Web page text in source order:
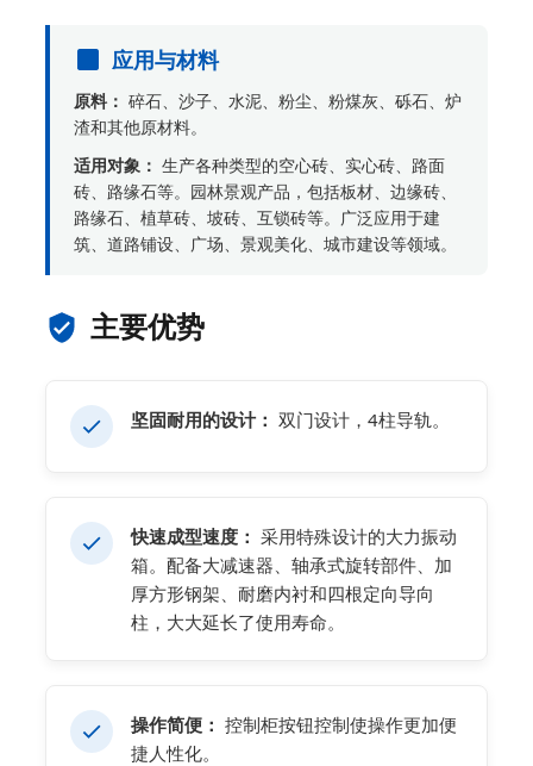
应用与材料
原料： 碎石、沙子、水泥、粉尘、粉煤灰、砾石、炉
渣和其他原材料。
适用对象： 生产各种类型的空心砖、实心砖、路面
砖、路缘石等。园林景观产品，包括板材、边缘砖、
路缘石、植草砖、坡砖​​、互锁砖等。广泛应用于建
筑、道路铺设、广场、景观美化、城市建设等领域。
主要优势
坚固耐用的设计： 双门设计，4柱导轨。
快速成型速度： 采用特殊设计的大力振动
箱。配备大减速器、轴承式旋转部件、加
厚方形钢架、耐磨内衬和四根定向导向
柱，大大延长了使用寿命。
操作简便： 控制柜按钮控制使操作更加便
捷人性化。